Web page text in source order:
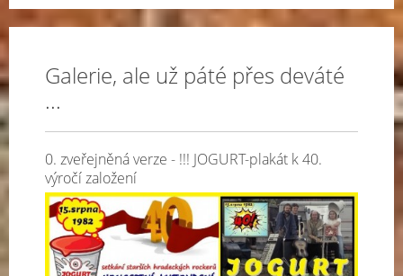
Galerie, ale už páté přes deváté
...
0. zveřejněná verze - !!! JOGURT-plakát k 40.
výročí založení